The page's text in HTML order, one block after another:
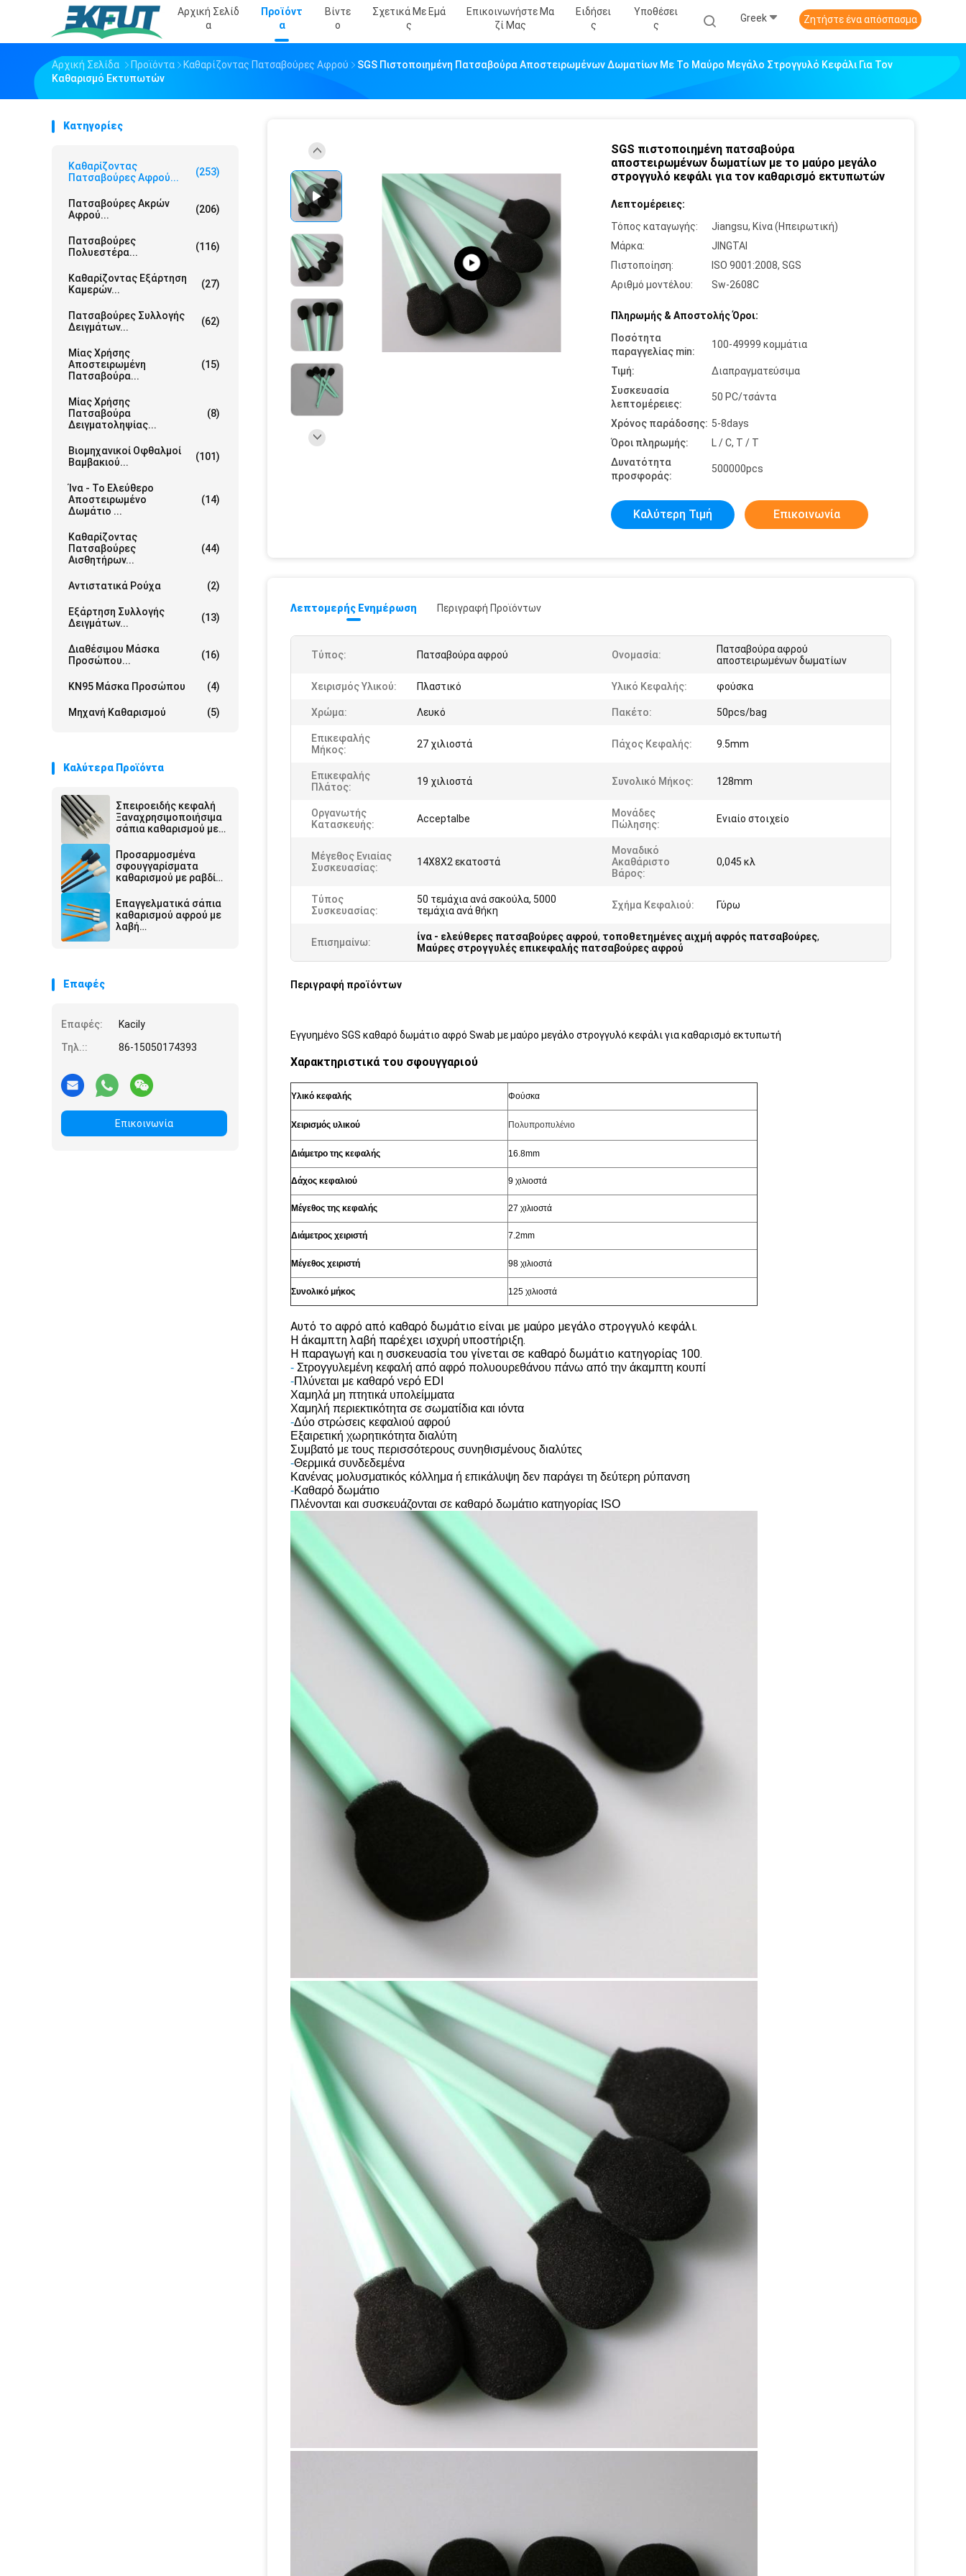
Αρχική Σελίδ
Α
Προϊόντ
Α
Βίντε
Ο
Σχετικά Με Εμά
Σ
Επικοινωνήστε Μα
Ζί Μας
Ειδήσει
Σ
Υποθέσει
Σ
Greek Ζητήστε ένα απόσπασμα
Αρχική Σελίδα Προϊόντα Καθαρίζοντας Πατσαβούρες Αφρού
SGS Πιστοποιημένη Πατσαβούρα Αποστειρωμένων Δωματίων Με Το Μαύρο Μεγάλο Στρογγυλό Κεφάλι Για Τον
Καθαρισμό Εκτυπωτών
Κατηγορίες
Καθαρίζοντας
Πατσαβούρες Αφρού...
(253)
Πατσαβούρες Ακρών
Αφρού...
(206)
Πατσαβούρες
Πολυεστέρα...
(116)
Καθαρίζοντας Εξάρτηση
Καμερών...
(27)
Πατσαβούρες Συλλογής
Δειγμάτων...
(62)
Μίας Χρήσης
Αποστειρωμένη
Πατσαβούρα...
(15)
Μίας Χρήσης
Πατσαβούρα
Δειγματοληψίας...
(8)
Βιομηχανικοί Οφθαλμοί
Βαμβακιού...
(101)
Ίνα - Το Ελεύθερο
Αποστειρωμένο
Δωμάτιο ...
(14)
Καθαρίζοντας
Πατσαβούρες
Αισθητήρων...
(44)
Αντιστατικά Ρούχα (2)
Εξάρτηση Συλλογής
Δειγμάτων...
(13)
Διαθέσιμου Μάσκα
Προσώπου...
(16)
KN95 Μάσκα Προσώπου (4)
Μηχανή Καθαρισμού (5)
Καλύτερα Προϊόντα
Σπειροειδής κεφαλή
Ξαναχρησιμοποιήσιμα
σάπια καθαρισμού με
μήκος
Προσαρμοσμένα
σφουγγαρίσματα
καθαρισμού με ραβδί
Επαγγελματικά σάπια
καθαρισμού αφρού με
λαβή
Επαφές
Επαφές:
Kacily
Τηλ.::
86-15050174393
Επικοινωνία
SGS πιστοποιημένη πατσαβούρα
αποστειρωμένων δωματίων με το μαύρο μεγάλο
στρογγυλό κεφάλι για τον καθαρισμό εκτυπωτών
Λεπτομέρειες:
Τόπος καταγωγής:
Jiangsu, Κίνα (Ηπειρωτική)
Μάρκα:
JINGTAI
Πιστοποίηση:
ISO 9001:2008, SGS
Αριθμό μοντέλου:
Sw-2608C
Πληρωμής & Αποστολής Όροι:
Ποσότητα
παραγγελίας min:
100-49999 κομμάτια
Τιμή:
Διαπραγματεύσιμα
Συσκευασία
λεπτομέρειες:
50 PC/τσάντα
Χρόνος παράδοσης: 5-8days
Όροι πληρωμής:
L / C, T / T
Δυνατότητα
προσφοράς:
500000pcs
Καλύτερη Τιμή Επικοινωνία
Λεπτομερής Ενημέρωση Περιγραφή Προϊόντων
Τύπος: Πατσαβούρα αφρού Ονομασία:
Πατσαβούρα αφρού
αποστειρωμένων δωματίων
Χειρισμός Υλικού: Πλαστικό Υλικό Κεφαλής: φούσκα
Χρώμα: Λευκό Πακέτο: 50pcs/bag
Επικεφαλής
Μήκος:
27 χιλιοστά Πάχος Κεφαλής: 9.5mm
Επικεφαλής
Πλάτος:
19 χιλιοστά Συνολικό Μήκος: 128mm
Οργανωτής
Κατασκευής:
Acceptalbe
Μονάδες
Πώλησης:
Ενιαίο στοιχείο
Μέγεθος Ενιαίας
Συσκευασίας:
14X8X2 εκατοστά
Μοναδικό
Ακαθάριστο
Βάρος:
0,045 κλ
Τύπος
Συσκευασίας:
50 τεμάχια ανά σακούλα, 5000
τεμάχια ανά θήκη
Σχήμα Κεφαλιού: Γύρω
Επισημαίνω: ίνα - ελεύθερες πατσαβούρες αφρού, τοποθετημένες αιχμή αφρός πατσαβούρες,
Μαύρες στρογγυλές επικεφαλής πατσαβούρες αφρού
Περιγραφή προϊόντων
Εγγυημένο SGS καθαρό δωμάτιο αφρό Swab με μαύρο μεγάλο στρογγυλό κεφάλι για καθαρισμό εκτυπωτή
Χαρακτηριστικά του σφουγγαριού
Υλικό κεφαλής Φούσκα
Χειρισμός υλικού Πολυπροπυλένιο
Διάμετρο της κεφαλής 16.8mm
Δάχος κεφαλιού 9 χιλιοστά
Μέγεθος της κεφαλής 27 χιλιοστά
Διάμετρος χειριστή 7.2mm
Μέγεθος χειριστή 98 χιλιοστά
Συνολικό μήκος 125 χιλιοστά
Αυτό το αφρό από καθαρό δωμάτιο είναι με μαύρο μεγάλο στρογγυλό κεφάλι.
Η άκαμπτη λαβή παρέχει ισχυρή υποστήριξη.
Η παραγωγή και η συσκευασία του γίνεται σε καθαρό δωμάτιο κατηγορίας 100.
- Στρογγυλεμένη κεφαλή από αφρό πολυουρεθάνου πάνω από την άκαμπτη κουπί
-Πλύνεται με καθαρό νερό EDI
Χαμηλά μη πτητικά υπολείμματα
Χαμηλή περιεκτικότητα σε σωματίδια και ιόντα
-Δύο στρώσεις κεφαλιού αφρού
Εξαιρετική χωρητικότητα διαλύτη
Συμβατό με τους περισσότερους συνηθισμένους διαλύτες
-Θερμικά συνδεδεμένα
Κανένας μολυσματικός κόλλημα ή επικάλυψη δεν παράγει τη δεύτερη ρύπανση
-Καθαρό δωμάτιο
Πλένονται και συσκευάζονται σε καθαρό δωμάτιο κατηγορίας ISO